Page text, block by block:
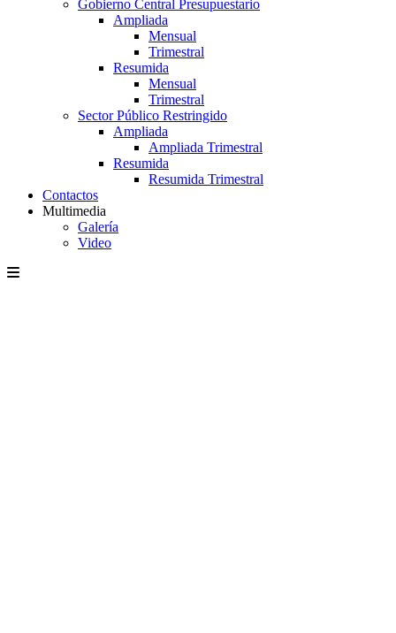
Gobierno Central Presupuestario
Ampliada
Mensual
Trimestral
Resumida
Mensual
Trimestral
Sector Público Restringido
Ampliada
Ampliada Trimestral
Resumida
Resumida Trimestral
Contactos
Multimedia
Galería
Video